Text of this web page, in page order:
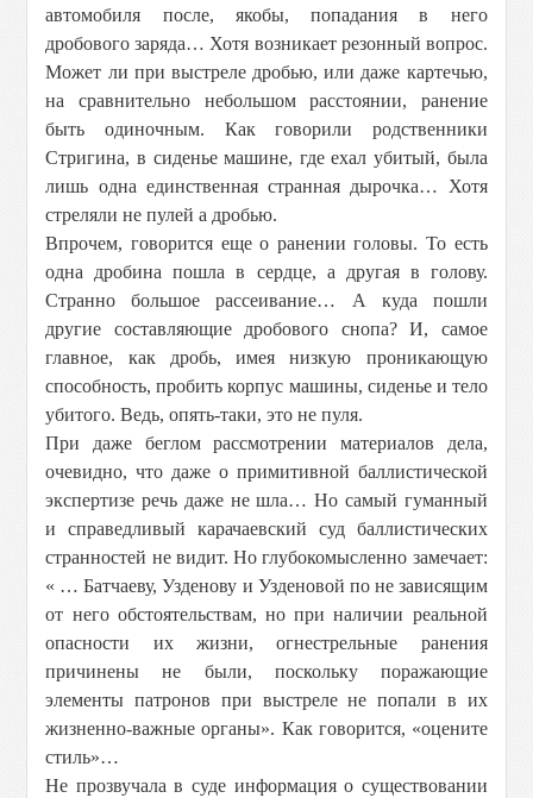
автомобиля после, якобы, попадания в него
дробового заряда… Хотя возникает резонный вопрос.
Может ли при выстреле дробью, или даже картечью,
на сравнительно небольшом расстоянии, ранение
быть одиночным. Как говорили родственники
Стригина, в сиденье машине, где ехал убитый, была
лишь одна единственная странная дырочка… Хотя
стреляли не пулей а дробью.
Впрочем, говорится еще о ранении головы. То есть
одна дробина пошла в сердце, а другая в голову.
Странно большое рассеивание… А куда пошли
другие составляющие дробового снопа? И, самое
главное, как дробь, имея низкую проникающую
способность, пробить корпус машины, сиденье и тело
убитого. Ведь, опять-таки, это не пуля.
При даже беглом рассмотрении материалов дела,
очевидно, что даже о примитивной баллистической
экспертизе речь даже не шла… Но самый гуманный
и справедливый карачаевский суд баллистических
странностей не видит. Но глубокомысленно замечает:
« … Батчаеву, Узденову и Узденовой по не зависящим
от него обстоятельствам, но при наличии реальной
опасности их жизни, огнестрельные ранения
причинены не были, поскольку поражающие
элементы патронов при выстреле не попали в их
жизненно-важные органы». Как говорится, «оцените
стиль»…
Не прозвучала в суде информация о существовании